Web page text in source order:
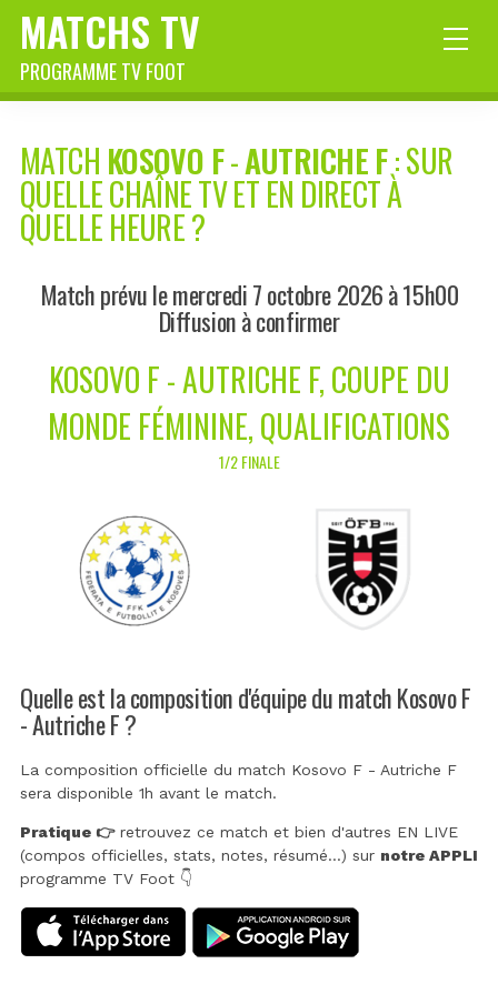
MATCHS TV
PROGRAMME TV FOOT
MATCH KOSOVO F-AUTRICHE F: SUR
QUELLE CHAÎNE TV ET EN DIRECT À
QUELLE HEURE ?
Match prévu le mercredi 7 octobre 2026 à 15h00
Diffusion à confirmer
KOSOVO F - AUTRICHE F, COUPE DU
MONDE FÉMININE, QUALIFICATIONS
1/2 FINALE
Quelle est la composition d'équipe du match Kosovo F
- Autriche F ?
La composition officielle du match Kosovo F - Autriche F
sera disponible 1h avant le match.
Pratique 👉retrouvez ce match et bien d'autres EN LIVE
(compos officielles, stats, notes, résumé...) sur notre APPLI
programme TV Foot 👇